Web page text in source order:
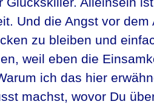
Und die Angst vor
zu bleiben und
weil eben die
ich das hier
machst, wovor Du